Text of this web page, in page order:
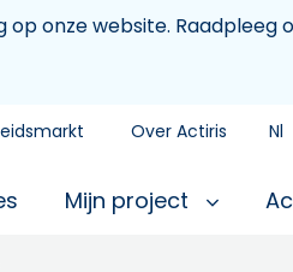
onze website. Raadpleeg
Over Actiris Nl
Mijn project